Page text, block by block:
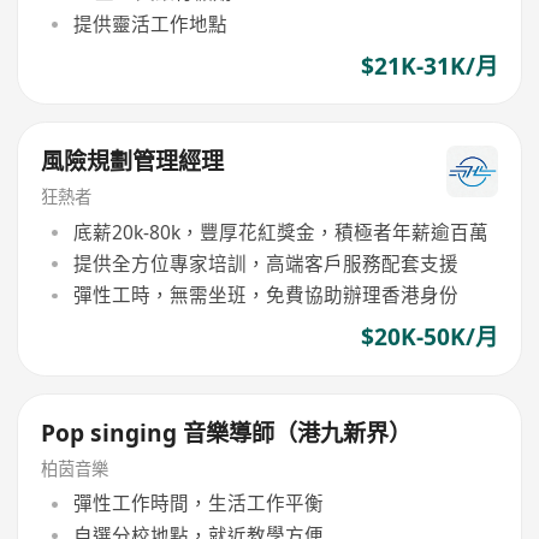
提供靈活工作地點
$21K-31K/月
風險規劃管理經理
狂熱者
底薪20k-80k，豐厚花紅獎金，積極者年薪逾百萬
提供全方位專家培訓，高端客戶服務配套支援
彈性工時，無需坐班，免費協助辦理香港身份
$20K-50K/月
Pop singing 音樂導師（港九新界）
柏茵音樂
彈性工作時間，生活工作平衡